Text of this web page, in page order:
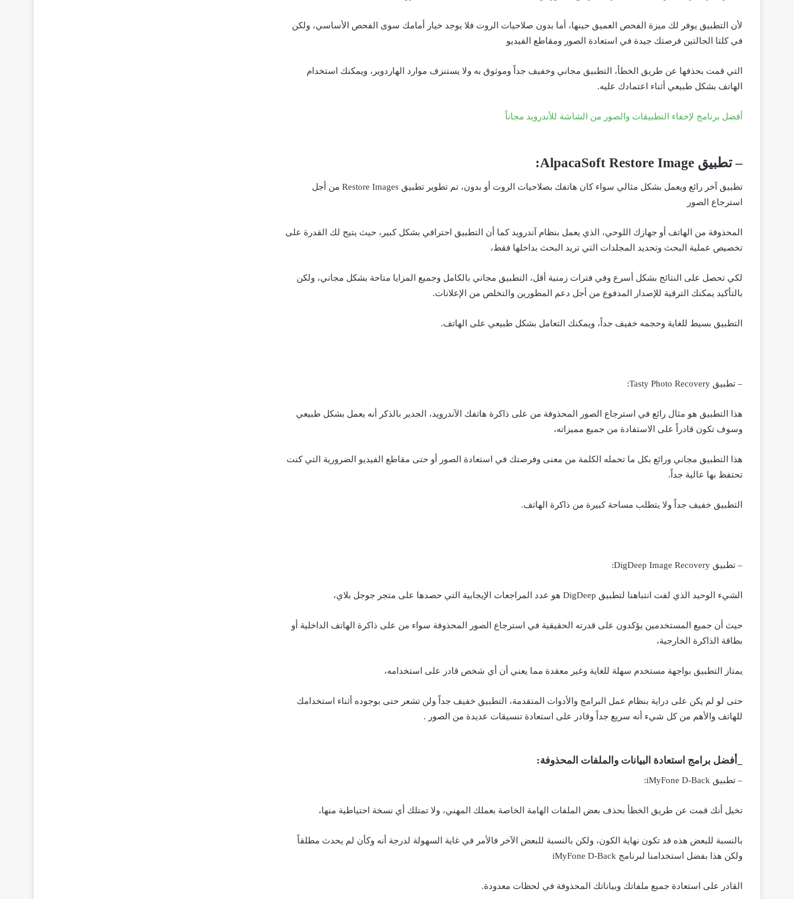
لأن التطبيق يوفر لك ميزة الفحص العميق حينها، أما بدون صلاحيات الروت فلا يوجد خيار أمامك سوى الفحص الأساسي، ولكن
في كلتا الحالتين فرصتك جيدة في استعادة الصور ومقاطع الفيديو
التي قمت بحذفها عن طريق الخطأ، التطبيق مجاني وخفيف جداً وموثوق به ولا يستنزف موارد الهاردوير، ويمكنك استخدام
الهاتف بشكل طبيعي أثناء اعتمادك عليه.
أفضل برنامج لإخفاء التطبيقات والصور من الشاشة للأندرويد مجاناً
– تطبيق AlpacaSoft Restore Image:
تطبيق آخر رائع ويعمل بشكل مثالي سواء كان هاتفك بصلاحيات الروت أو بدون، تم تطوير تطبيق Restore Images من أجل
استرجاع الصور
المحذوفة من الهاتف أو جهازك اللوحي، الذي يعمل بنظام آندرويد كما أن التطبيق احترافي بشكل كبير، حيث يتيح لك القدرة على
تخصيص عملية البحث وتحديد المجلدات التي تريد البحث بداخلها فقط،
لكي تحصل على النتائج بشكل أسرع وفي فترات زمنية أقل، التطبيق مجاني بالكامل وجميع المزايا متاحة بشكل مجاني، ولكن
بالتأكيد يمكنك الترقية للإصدار المدفوع من أجل دعم المطورين والتخلص من الإعلانات.
التطبيق بسيط للغاية وحجمه خفيف جداً، ويمكنك التعامل بشكل طبيعي على الهاتف.
– تطبيق Tasty Photo Recovery‏:
هذا التطبيق هو مثال رائع في استرجاع الصور المحذوفة من على ذاكرة هاتفك الآندرويد، الجدير بالذكر أنه يعمل بشكل طبيعي
وسوف تكون قادراً على الاستفادة من جميع مميزاته،
هذا التطبيق مجاني ورائع بكل ما تحمله الكلمة من معنى وفرصتك في استعادة الصور أو حتى مقاطع الفيديو الضرورية التي كنت
تحتفظ بها عالية جداً.
التطبيق خفيف جداً ولا يتطلب مساحة كبيرة من ذاكرة الهاتف.
– تطبيق DigDeep Image Recovery:
الشيء الوحيد الذي لفت انتباهنا لتطبيق DigDeep هو عدد المراجعات الإيجابية التي حصدها على متجر جوجل بلاي،
حيث أن جميع المستخدمين يؤكدون على قدرته الحقيقية في استرجاع الصور المحذوفة سواء من على ذاكرة الهاتف الداخلية أو
بطاقة الذاكرة الخارجية،
يمتاز التطبيق بواجهة مستخدم سهلة للغاية وغير معقدة مما يعني أن أي شخص قادر على استخدامه،
حتى لو لم يكن على دراية بنظام عمل البرامج والأدوات المتقدمة، التطبيق خفيف جداً ولن تشعر حتى بوجوده أثناء استخدامك
للهاتف والأهم من كل شيء أنه سريع جداً وقادر على استعادة تنسيقات عديدة من الصور .
_أفضل برامج استعادة البيانات والملفات المحذوفة:
– تطبيق iMyFone D-Back:
تخيل أنك قمت عن طريق الخطأ بحذف بعض الملفات الهامة الخاصة بعملك المهني، ولا تمتلك أي نسخة احتياطية منها،
بالنسبة للبعض هذه قد تكون نهاية الكون، ولكن بالنسبة للبعض الآخر فالأمر في غاية السهولة لدرجة أنه وكأن لم يحدث مطلقاً
ولكن هذا بفضل استخدامنا لبرنامج iMyFone D-Back
القادر على استعادة جميع ملفاتك وبياناتك المحذوفة في لحظات معدودة.